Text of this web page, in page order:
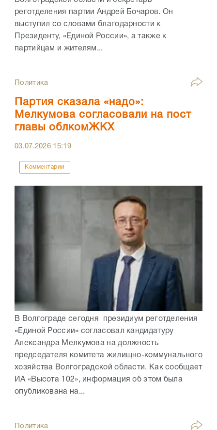
реготделения партии Андрей Бочаров. Он
выступил со словами благодарности к
Президенту, «Единой России», а также к
партийцам и жителям...
Политика
Партия сказала «надо»:
Мелкумова согласовали на пост
главы облкомЖКХ
03.07.2026 15:19
Комментарии
В Волгограде сегодня президиум реготделения
«Единой России» согласовал кандидатуру
Александра Мелкумова на должность
председателя комитета жилищно-коммунального
хозяйства Волгоградской области. Как сообщает
ИА «Высота 102», информация об этом была
опубликована на...
Политика